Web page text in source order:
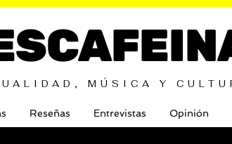
MÚSICA Y
Reseñas Entrevistas Opinión